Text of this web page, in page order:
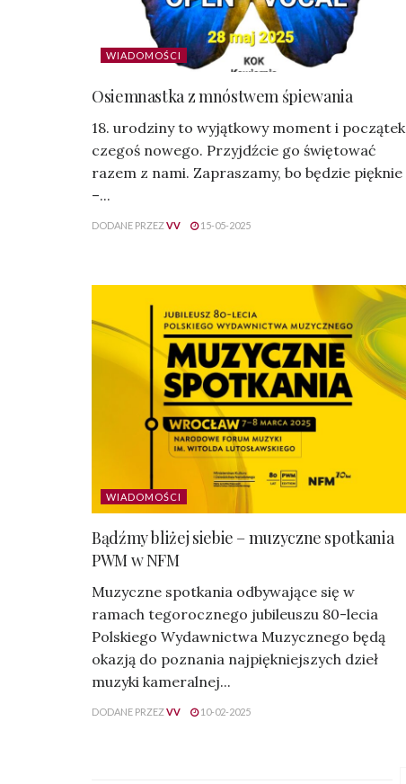
WIADOMOŚCI
Osiemnastka z mnóstwem śpiewania
18. urodziny to wyjątkowy moment i początek
czegoś nowego. Przyjdźcie go świętować
razem z nami. Zapraszamy, bo będzie pięknie
–...
DODANE PRZEZVV 15-05-2025
WIADOMOŚCI
Bądźmy bliżej siebie – muzyczne spotkania
PWM w NFM
Muzyczne spotkania odbywające się w
ramach tegorocznego jubileuszu 80-lecia
Polskiego Wydawnictwa Muzycznego będą
okazją do poznania najpiękniejszych dzieł
muzyki kameralnej...
DODANE PRZEZVV 10-02-2025